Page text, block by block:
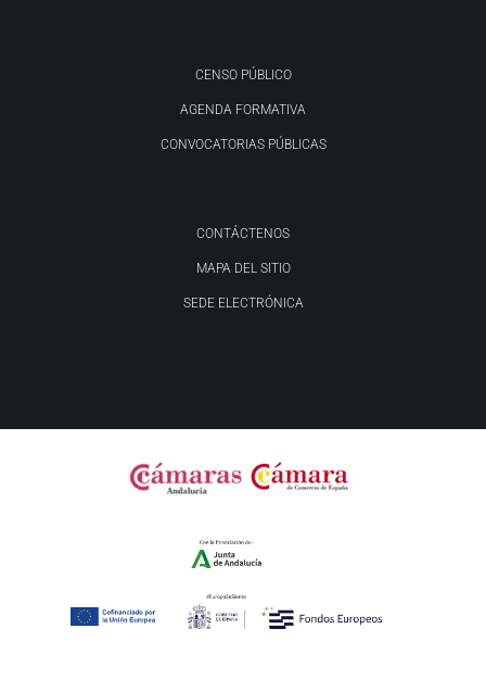
CENSO PÚBLICO
AGENDA FORMATIVA
CONVOCATORIAS PÚBLICAS
CONTÁCTENOS
MAPA DEL SITIO
SEDE ELECTRÓNICA